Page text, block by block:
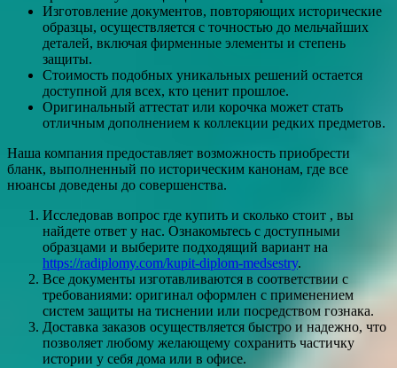
Изготовление документов, повторяющих исторические
образцы, осуществляется с точностью до мельчайших
деталей, включая фирменные элементы и степень
защиты.
Стоимость подобных уникальных решений остается
доступной для всех, кто ценит прошлое.
Оригинальный аттестат или корочка может стать
отличным дополнением к коллекции редких предметов.
Наша компания предоставляет возможность приобрести
бланк, выполненный по историческим канонам, где все
нюансы доведены до совершенства.
Исследовав вопрос где купить и сколько стоит , вы
найдете ответ у нас. Ознакомьтесь с доступными
образцами и выберите подходящий вариант на
https://radiplomy.com/kupit-diplom-medsestry.
Все документы изготавливаются в соответствии с
требованиями: оригинал оформлен с применением
систем защиты на тиснении или посредством гознака.
Доставка заказов осуществляется быстро и надежно, что
позволяет любому желающему сохранить частичку
истории у себя дома или в офисе.